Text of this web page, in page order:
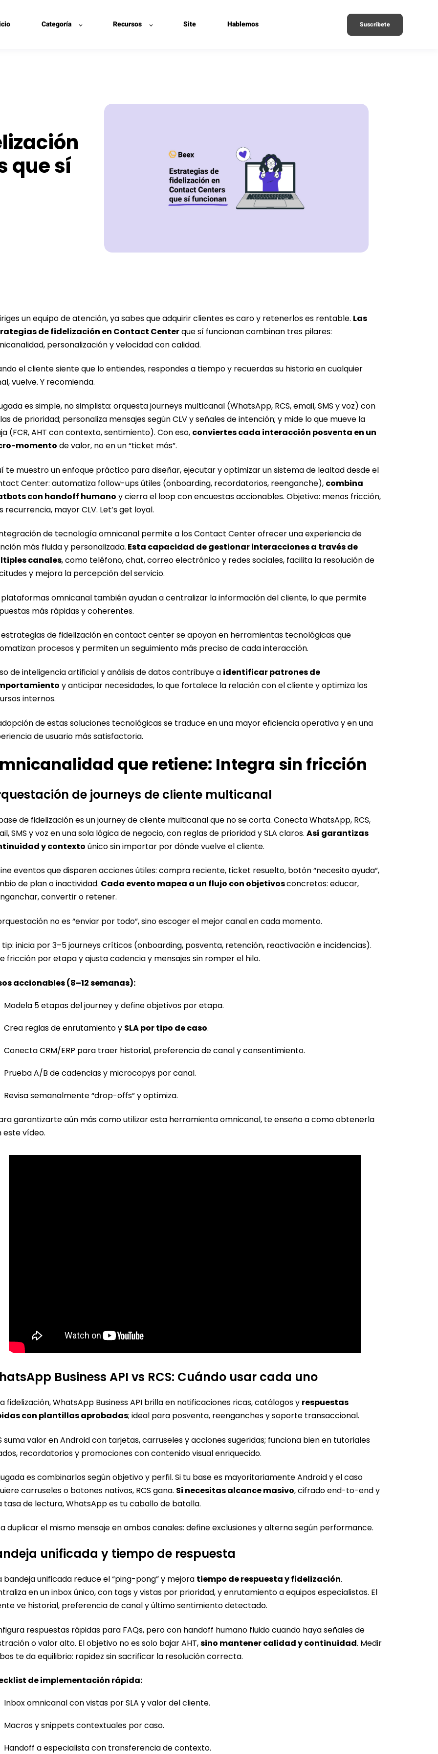
Categoría Recursos Site Hablemos Suscríbete
que sí
un equipo de atención, ya sabes que adquirir clientes es caro y retenerlos es rentable. Las
de fidelización en Contact Centerque sí funcionan combinan tres pilares:
personalización y velocidad con calidad.
el cliente siente que lo entiendes, respondes a tiempo y recuerdas su historia en cualquier
vuelve. Y recomienda.
es simple, no simplista: orquesta journeys multicanal (WhatsApp, RCS, email, SMS y voz) con
de prioridad; personaliza mensajes según CLV y señales de intención; y mide lo que mueve la
(FCR, AHT con contexto, sentimiento). Con eso, conviertes cada interacción posventa en un
momento de valor, no en un “ticket más”.
te muestro un enfoque práctico para diseñar, ejecutar y optimizar un sistema de lealtad desde el
Center: automatiza follow-ups útiles (onboarding, recordatorios, reenganche), combina
con handoff humano y cierra el loop con encuestas accionables. Objetivo: menos fricción,
recurrencia, mayor CLV. Let’s get loyal.
de tecnología omnicanal permite a los Contact Center ofrecer una experiencia de
más fluida y personalizada. Esta capacidad de gestionar interacciones a través de
canales, como teléfono, chat, correo electrónico y redes sociales, facilita la resolución de
y mejora la percepción del servicio.
plataformas omnicanal también ayudan a centralizar la información del cliente, lo que permite
más rápidas y coherentes.
estrategias de fidelización en contact center se apoyan en herramientas tecnológicas que
procesos y permiten un seguimiento más preciso de cada interacción.
de inteligencia artificial y análisis de datos contribuye a identificar patrones de
y anticipar necesidades, lo que fortalece la relación con el cliente y optimiza los
internos.
de estas soluciones tecnológicas se traduce en una mayor eficiencia operativa y en una
de usuario más satisfactoria.
que retiene: Integra sin fricción
de journeys de cliente multicanal
de fidelización es un journey de cliente multicanal que no se corta. Conecta WhatsApp, RCS,
SMS y voz en una sola lógica de negocio, con reglas de prioridad y SLA claros. Así garantizas
y contexto único sin importar por dónde vuelve el cliente.
eventos que disparen acciones útiles: compra reciente, ticket resuelto, botón “necesito ayuda”,
de plan o inactividad. Cada evento mapea a un flujo con objetivosconcretos: educar,
convertir o retener.
no es “enviar por todo”, sino escoger el mejor canal en cada momento.
tip: inicia por 3–5 journeys críticos (onboarding, posventa, retención, reactivación e incidencias).
fricción por etapa y ajusta cadencia y mensajes sin romper el hilo.
accionables (8–12 semanas):
Modela 5 etapas del journey y define objetivos por etapa.
Crea reglas de enrutamiento y SLA por tipo de caso.
Conecta CRM/ERP para traer historial, preferencia de canal y consentimiento.
Prueba A/B de cadencias y microcopys por canal.
Revisa semanalmente “drop-offs” y optimiza.
garantizarte aún más como utilizar esta herramienta omnicanal, te enseño a como obtenerla
este vídeo.
Business API vs RCS: Cuándo usar cada uno
fidelización, WhatsApp Business API brilla en notificaciones ricas, catálogos y respuestas
con plantillas aprobadas; ideal para posventa, reenganches y soporte transaccional.
suma valor en Android con tarjetas, carruseles y acciones sugeridas; funciona bien en tutoriales
recordatorios y promociones con contenido visual enriquecido.
es combinarlos según objetivo y perfil. Si tu base es mayoritariamente Android y el caso
carruseles o botones nativos, RCS gana. Si necesitas alcance masivo, cifrado end-to-end y
tasa de lectura, WhatsApp es tu caballo de batalla.
duplicar el mismo mensaje en ambos canales: define exclusiones y alterna según performance.
unificada y tiempo de respuesta
bandeja unificada reduce el “ping-pong” y mejora tiempo de respuesta y fidelización.
en un inbox único, con tags y vistas por prioridad, y enrutamiento a equipos especialistas. El
ve historial, preferencia de canal y último sentimiento detectado.
respuestas rápidas para FAQs, pero con handoff humano fluido cuando haya señales de
o valor alto. El objetivo no es solo bajar AHT,sino mantener calidad y continuidad. Medir
te da equilibrio: rapidez sin sacrificar la resolución correcta.
de implementación rápida:
Inbox omnicanal con vistas por SLA y valor del cliente.
Macros y snippets contextuales por caso.
Handoff a especialista con transferencia de contexto.